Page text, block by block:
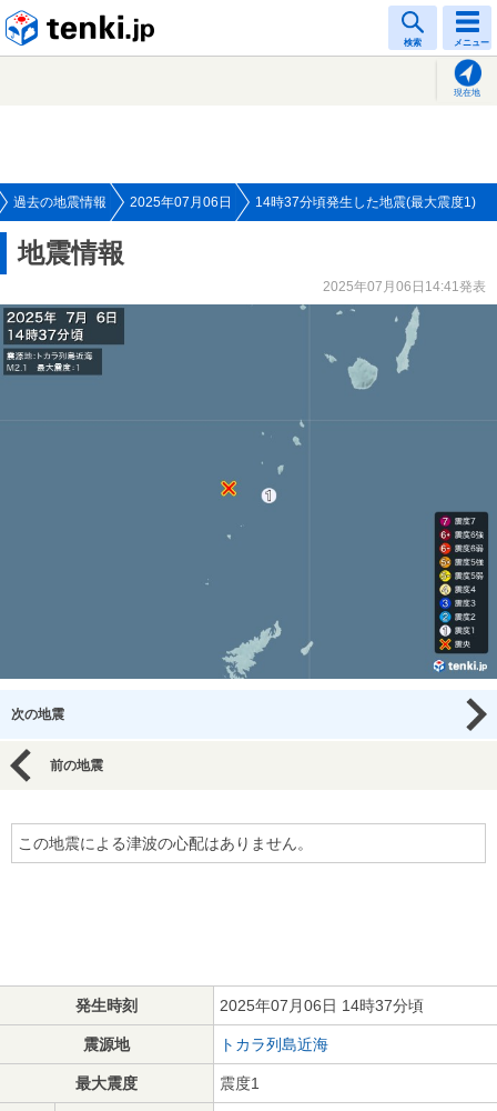
検索 メニュー
現在地
過去の地震情報 2025年07月06日 14時37分頃発生した地震(最大震度1)
地震情報
2025年07月06日14:41発表
次の地震
前の地震
この地震による津波の心配はありません。
発生時刻 2025年07月06日 14時37分頃
震源地 トカラ列島近海
最大震度 震度1